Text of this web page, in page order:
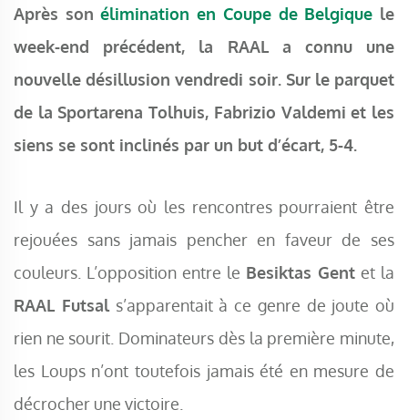
Après sonélimination en Coupe de Belgique le
week-end précédent, la RAAL a connu une
nouvelle désillusion vendredi soir. Sur le parquet
de la Sportarena Tolhuis, Fabrizio Valdemi et les
siens se sont inclinés par un but d’écart, 5-4.
Il y a des jours où les rencontres pourraient être
rejouées sans jamais pencher en faveur de ses
couleurs. L’opposition entre le Besiktas Gent et la
RAAL Futsals’apparentait à ce genre de joute où
rien ne sourit. Dominateurs dès la première minute,
les Loups n’ont toutefois jamais été en mesure de
décrocher une victoire.